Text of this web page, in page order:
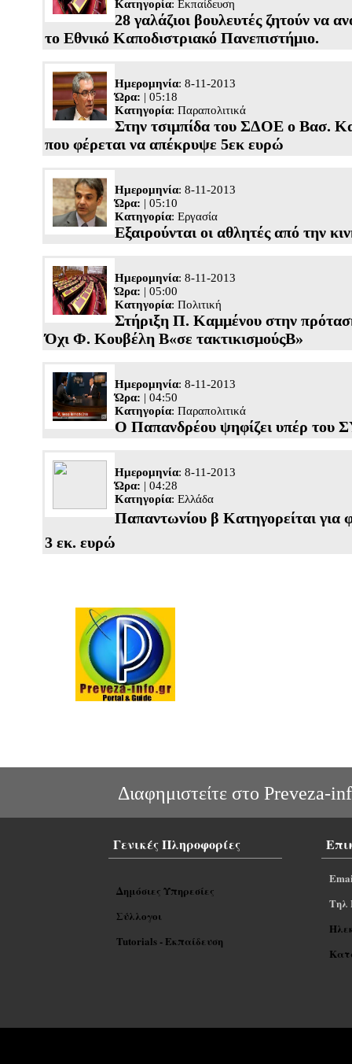
Κατηγορία: Εκπαίδευση
28 γαλάζιοι βουλευτές ζητούν να
το Εθνικό Καποδιστριακό Πανεπιστήμιο.
Ημερομηνία: 8-11-2013
Ώρα: | 05:18
Κατηγορία: Παραπολιτικά
Στην τσιμπίδα του ΣΔΟΕ o Βασ.
που φέρεται να απέκρυψε 5εκ ευρώ
Ημερομηνία: 8-11-2013
Ώρα: | 05:10
Κατηγορία: Εργασία
Εξαιρούνται οι αθλητές από την
Ημερομηνία: 8-11-2013
Ώρα: | 05:00
Κατηγορία: Πολιτική
Στήριξη Π. Καμμένου στην
Όχι Φ. Κουβέλη Β«σε τακτικισμούςΒ»
Ημερομηνία: 8-11-2013
Ώρα: | 04:50
Κατηγορία: Παραπολιτικά
O Παπανδρέου ψηφίζει υπέρ του
Ημερομηνία: 8-11-2013
Ώρα: | 04:28
Κατηγορία: Ελλάδα
Παπαντωνίου β Κατηγορείται για
3 εκ. ευρώ
Διαφημιστείτε στο Preveza-
Γενικές Πληροφορίες
Δημόσιες Υπηρεσίες
Σύλλογοι
Tutorials - Εκπαίδευση
Tηλ